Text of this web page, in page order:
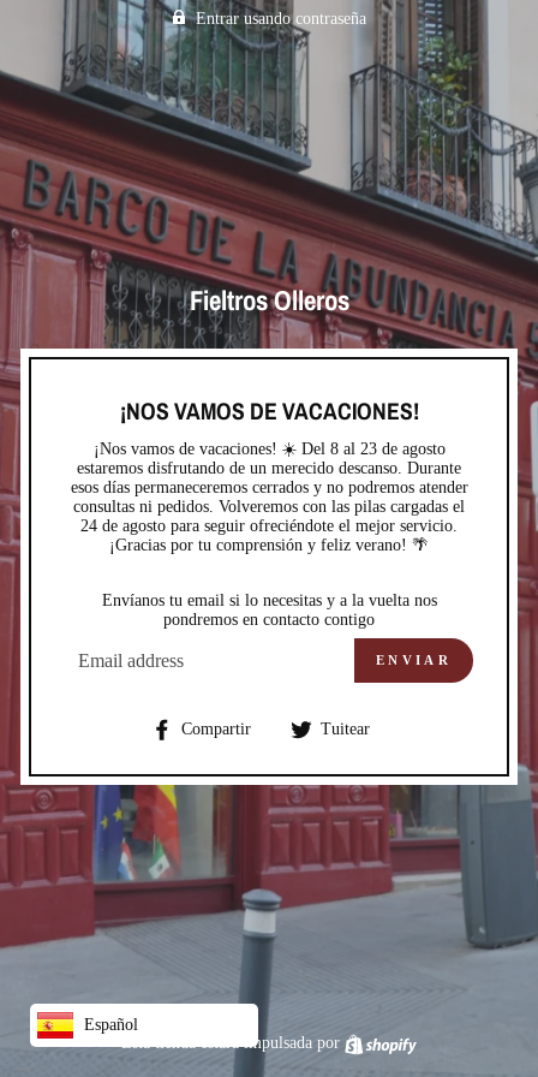
Entrar usando contraseña
Fieltros Olleros
¡NOS VAMOS DE VACACIONES!
¡Nos vamos de vacaciones! ☀️ Del 8 al 23 de agosto
estaremos disfrutando de un merecido descanso. Durante
esos días permaneceremos cerrados y no podremos atender
consultas ni pedidos. Volveremos con las pilas cargadas el
24 de agosto para seguir ofreciéndote el mejor servicio.
¡Gracias por tu comprensión y feliz verano! 🌴
Envíanos tu email si lo necesitas y a la vuelta nos
pondremos en contacto contigo
ELECTRÓNICO
ENVIAR
Compartir
CompartirTuitear
Esta tienda estará impulsada por
Español